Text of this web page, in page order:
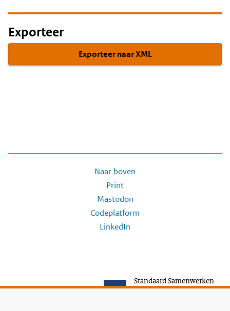
Exporteer
Exporteer naar XML
Naar boven
Print
Mastodon
Codeplatform
LinkedIn
Standaard Samenwerken